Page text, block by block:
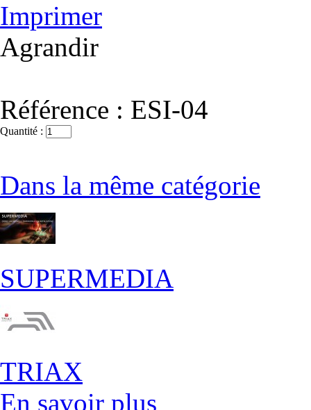
Imprimer
Agrandir
Référence : ESI-04
Quantité :
Dans la même catégorie
SUPERMEDIA
TRIAX
En savoir plus